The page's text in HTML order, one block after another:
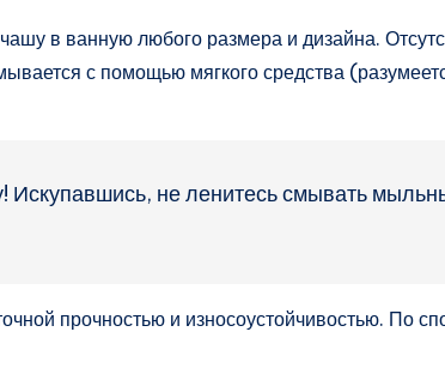
в ванную любого размера и дизайна.
с помощью мягкого средства
не ленитесь смывать
прочностью и износоустойчивостью. По